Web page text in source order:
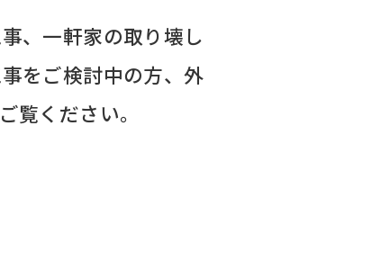
、一軒家の取り壊し
をご検討中の方、外
ください。